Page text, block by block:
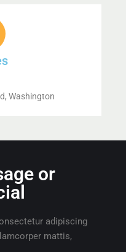
Washington
or
adipiscing
mattis,